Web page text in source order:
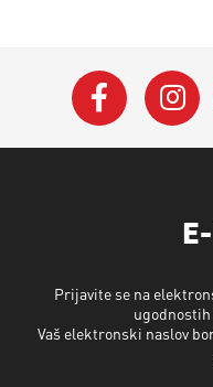
Prijavite se na
Vaš elektronski naslov